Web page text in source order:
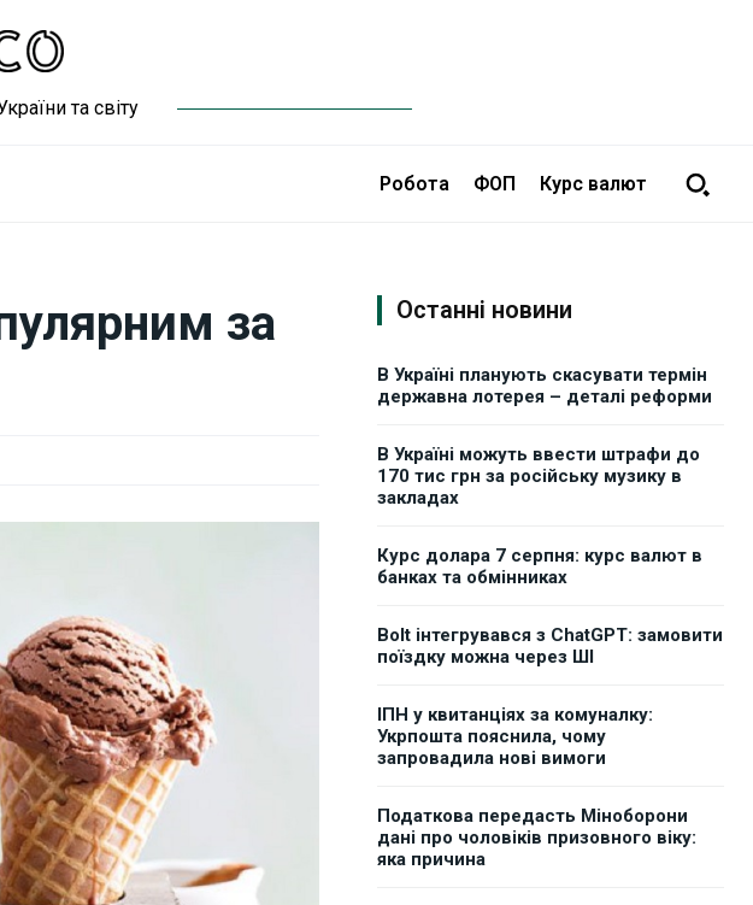
та світу
Робота ФОП Курс валют
за
Останні новини
В Україні планують скасувати термін
державна лотерея – деталі реформи
В Україні можуть ввести штрафи до
170 тис грн за російську музику в
закладах
Курс долара 7 серпня: курс валют в
банках та обмінниках
Bolt інтегрувався з ChatGPT: замовити
поїздку можна через ШІ
ІПН у квитанціях за комуналку:
Укрпошта пояснила, чому
запровадила нові вимоги
Податкова передасть Міноборони
дані про чоловіків призовного віку:
яка причина